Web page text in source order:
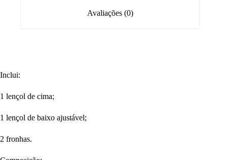
Avaliações (0)
Inclui:
1 lençol de cima;
1 lençol de baixo ajustável;
2 fronhas.